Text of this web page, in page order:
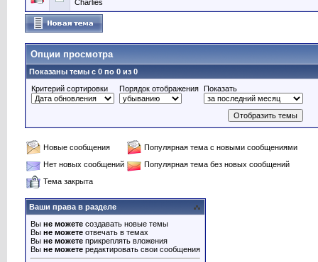
Charlies
Опции просмотра
Показаны темы с 0 по 0 из 0
Критерий сортировки
Порядок отображения Показать
Новые сообщения
Популярная тема с новыми сообщениями
Нет новых сообщений
Популярная тема без новых сообщений
Тема закрыта
Ваши права в разделе
Вы не можете создавать новые темы
Вы не можете отвечать в темах
Вы не можете прикреплять вложения
Вы не можете редактировать свои сообщения